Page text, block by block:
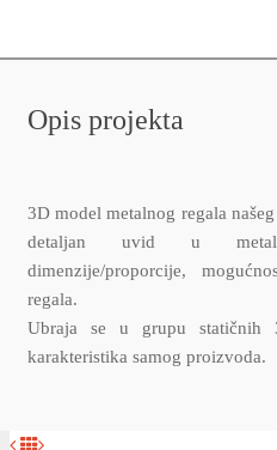
Opis projekta
3D model metalnog regala
detaljan uvid u
dimenzije/proporcije,
regala.
Ubraja se u grupu statičnih
karakteristika samog proizvoda.